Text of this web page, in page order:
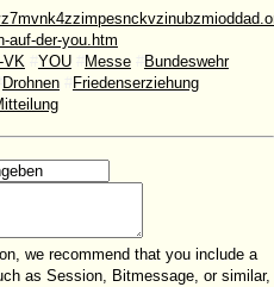
auf-der-you.htm
VK YOU Messe
Bundeswehr
Drohnen
Friedenserziehung
we recommend that you include a
as Session, Bitmessage, or similar,